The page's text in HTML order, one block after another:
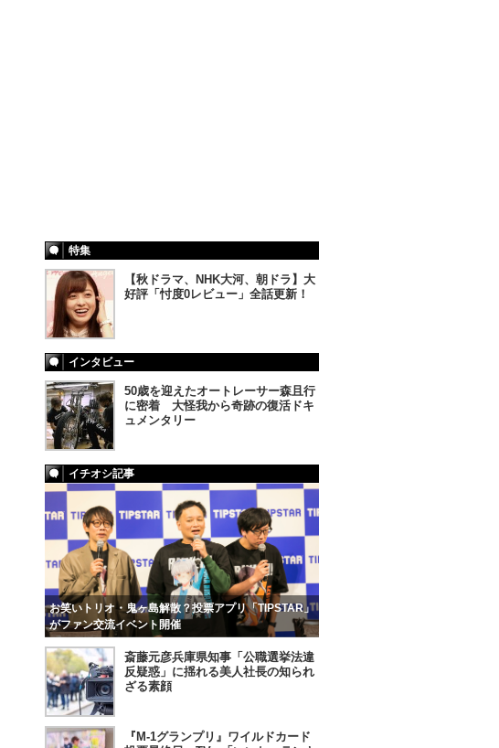
特集
【秋ドラマ、NHK大河、朝ドラ】大
好評「忖度0レビュー」全話更新！
インタビュー
50歳を迎えたオートレーサー森且行
に密着 大怪我から奇跡の復活ドキ
ュメンタリー
イチオシ記事
お笑いトリオ・鬼ヶ島解散？投票アプリ「TIPSTAR」
がファン交流イベント開催
斎藤元彦兵庫県知事「公職選挙法違
反疑惑」に揺れる美人社長の知られ
ざる素顔
『M-1グランプリ』ワイルドカード